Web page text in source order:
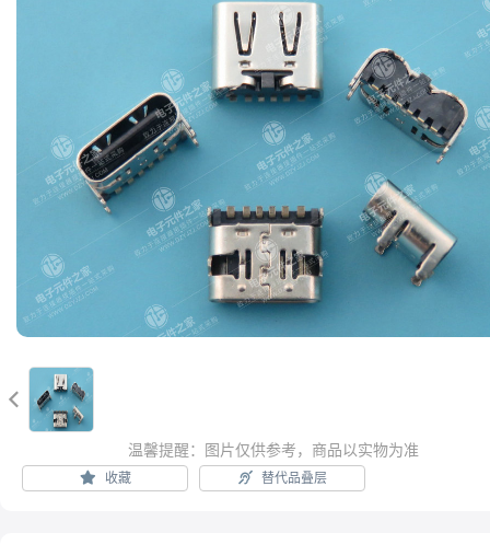

温馨提醒：图片仅供参考，商品以实物为准
收藏 替代品叠层